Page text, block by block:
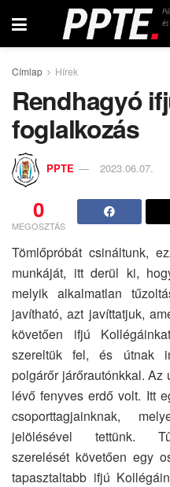
Címlap Hírek
Rendhagyó
foglalkozás
PPTE 2023.06.07.
0
MEGOSZTÁS
Tömlőpróbát csináltunk,
munkáját, itt derül ki,
melyik alkalmatlan
javítható, azt javíttatjuk,
követően ifjú
szereltük fel, és útnak
polgárőr járőrautónkkal. Az
lévő fenyves erdő volt. Itt
csoporttagjainknak,
jelölésével tettünk.
szerelését követően egy
tapasztaltabb ifjú